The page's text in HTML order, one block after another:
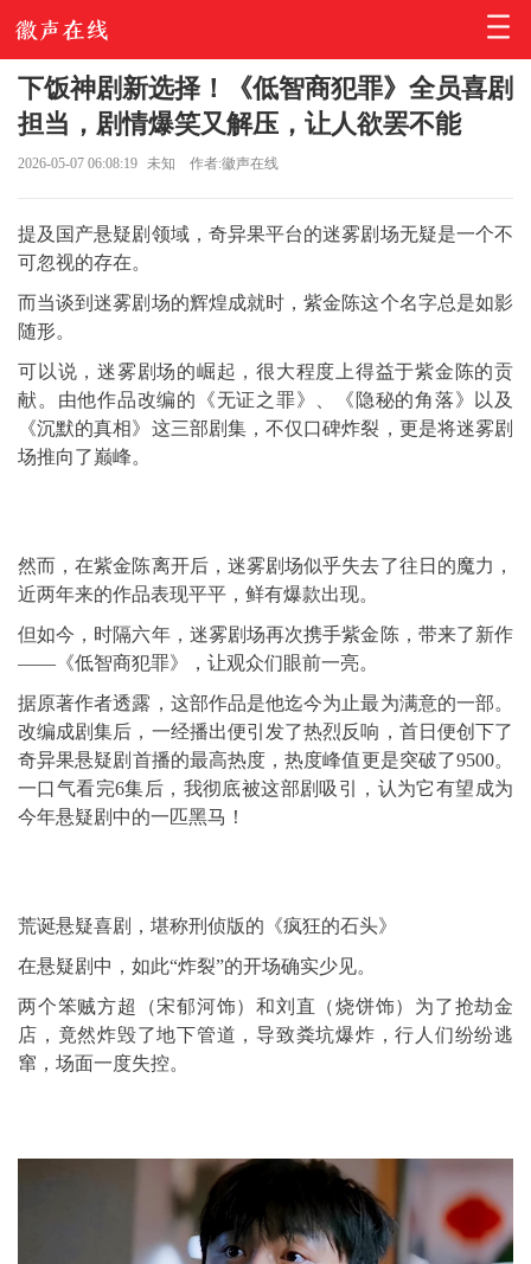
下饭神剧新选择！《低智商犯罪》全员喜剧
担当，剧情爆笑又解压，让人欲罢不能
2026-05-07 06:08:19 未知 作者:徽声在线
提及国产悬疑剧领域，奇异果平台的迷雾剧场无疑是一个不
可忽视的存在。
而当谈到迷雾剧场的辉煌成就时，紫金陈这个名字总是如影
随形。
可以说，迷雾剧场的崛起，很大程度上得益于紫金陈的贡
献。由他作品改编的《无证之罪》、《隐秘的角落》以及
《沉默的真相》这三部剧集，不仅口碑炸裂，更是将迷雾剧
场推向了巅峰。
然而，在紫金陈离开后，迷雾剧场似乎失去了往日的魔力，
近两年来的作品表现平平，鲜有爆款出现。
但如今，时隔六年，迷雾剧场再次携手紫金陈，带来了新作
——《低智商犯罪》，让观众们眼前一亮。
据原著作者透露，这部作品是他迄今为止最为满意的一部。
改编成剧集后，一经播出便引发了热烈反响，首日便创下了
奇异果悬疑剧首播的最高热度，热度峰值更是突破了9500。
一口气看完6集后，我彻底被这部剧吸引，认为它有望成为
今年悬疑剧中的一匹黑马！
荒诞悬疑喜剧，堪称刑侦版的《疯狂的石头》
在悬疑剧中，如此“炸裂”的开场确实少见。
两个笨贼方超（宋郁河饰）和刘直（烧饼饰）为了抢劫金
店，竟然炸毁了地下管道，导致粪坑爆炸，行人们纷纷逃
窜，场面一度失控。